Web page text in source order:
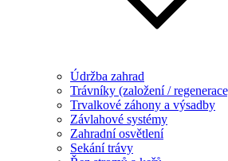
Údržba zahrad
Trávníky (založení /
Trvalkové záhony a výsadby
Závlahové systémy
Zahradní osvětlení
Sekání trávy